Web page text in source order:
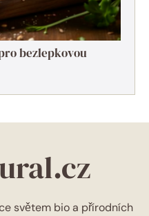
bezlepkovou
světem bio a přírodních